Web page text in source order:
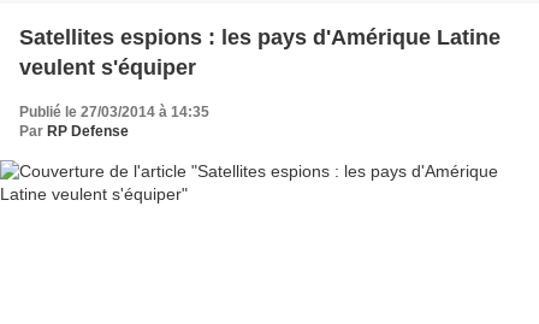
Satellites espions : les pays d'Amérique Latine
veulent s'équiper
Publié le 27/03/2014 à 14:35
Par RP Defense